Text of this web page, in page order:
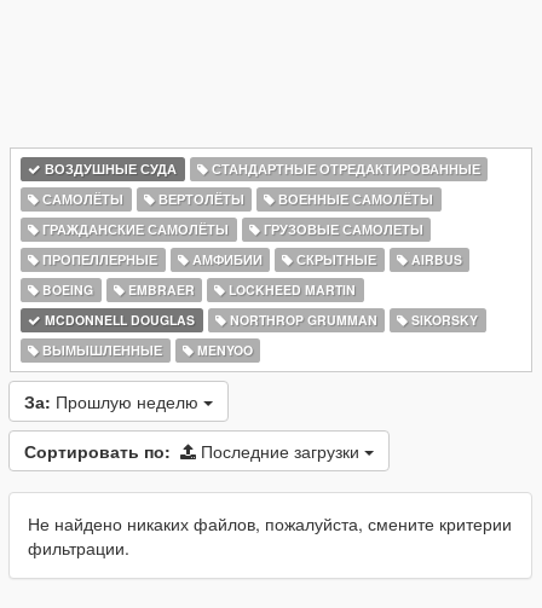
ВОЗДУШНЫЕ СУДА
СТАНДАРТНЫЕ ОТРЕДАКТИРОВАННЫЕ
САМОЛЁТЫ
ВЕРТОЛЁТЫ
ВОЕННЫЕ САМОЛЁТЫ
ГРАЖДАНСКИЕ САМОЛЁТЫ
ГРУЗОВЫЕ САМОЛЕТЫ
ПРОПЕЛЛЕРНЫЕ
АМФИБИИ СКРЫТНЫЕ
AIRBUS
BOEING
EMBRAER
LOCKHEED MARTIN
MCDONNELL DOUGLAS
NORTHROP GRUMMAN
SIKORSKY
ВЫМЫШЛЕННЫЕ
MENYOO
За: Прошлую неделю
Сортировать по: Последние загрузки
Не найдено никаких файлов, пожалуйста, смените критерии
фильтрации.